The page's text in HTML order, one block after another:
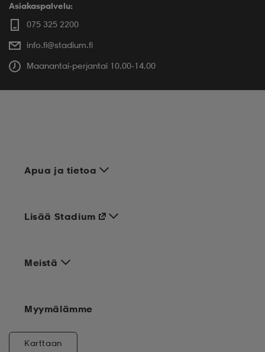
Asiakaspalvelu:
075 325 2200
info.fi@stadium.fi
Maanantai-perjantai 10.00-14.00
Apua ja tietoa
Meistä
Lisää Stadium
Myymälämme
Karttaan